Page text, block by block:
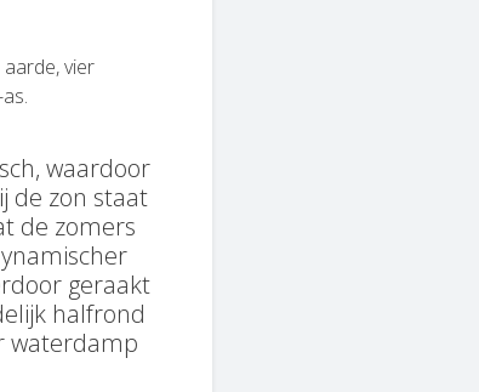
vier
waardoor
de zon staat
de zomers
geraakt
halfrond
waterdamp